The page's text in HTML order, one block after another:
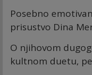
Posebno
prisustvo Dina
O njihovom
kultnom duetu,